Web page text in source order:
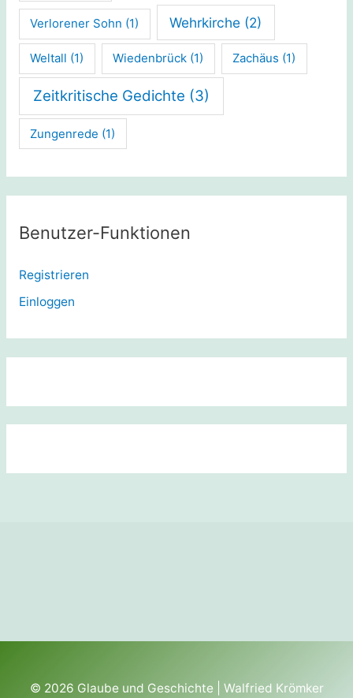
Verlorener Sohn (1) Wehrkirche (2)
Weltall (1) Wiedenbrück (1) Zachäus (1)
Zeitkritische Gedichte (3)
Zungenrede (1)
Benutzer-Funktionen
Registrieren
Einloggen
© 2026 Glaube und Geschichte | Walfried Krömker